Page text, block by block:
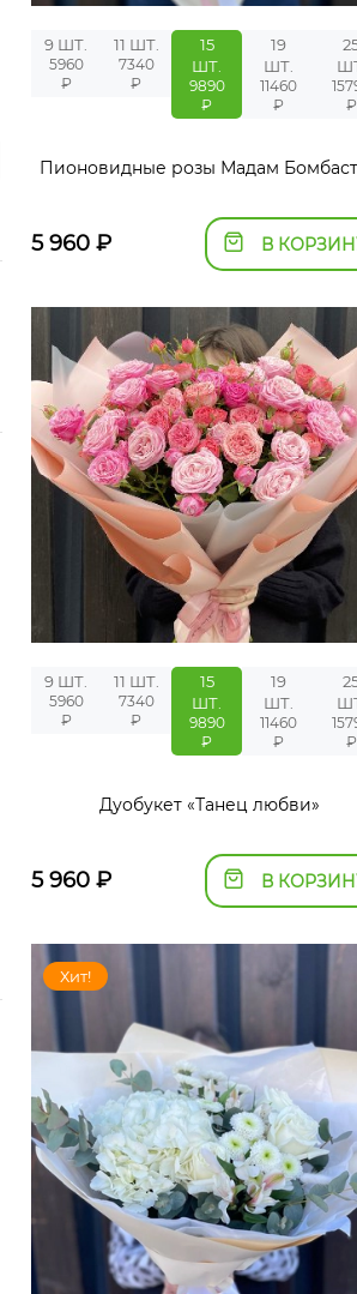
9 ШТ.
5960
₽
11 ШТ.
7340
₽
15
ШТ.
9890
₽
19
ШТ.
11460
₽
₽
Пионовидные розы Мадам
5 960 ₽ В
9 ШТ.
5960
₽
11 ШТ.
7340
₽
15
ШТ.
9890
₽
19
ШТ.
11460
₽
₽
Дуобукет «Танец любви»
5 960 ₽ В
Хит!